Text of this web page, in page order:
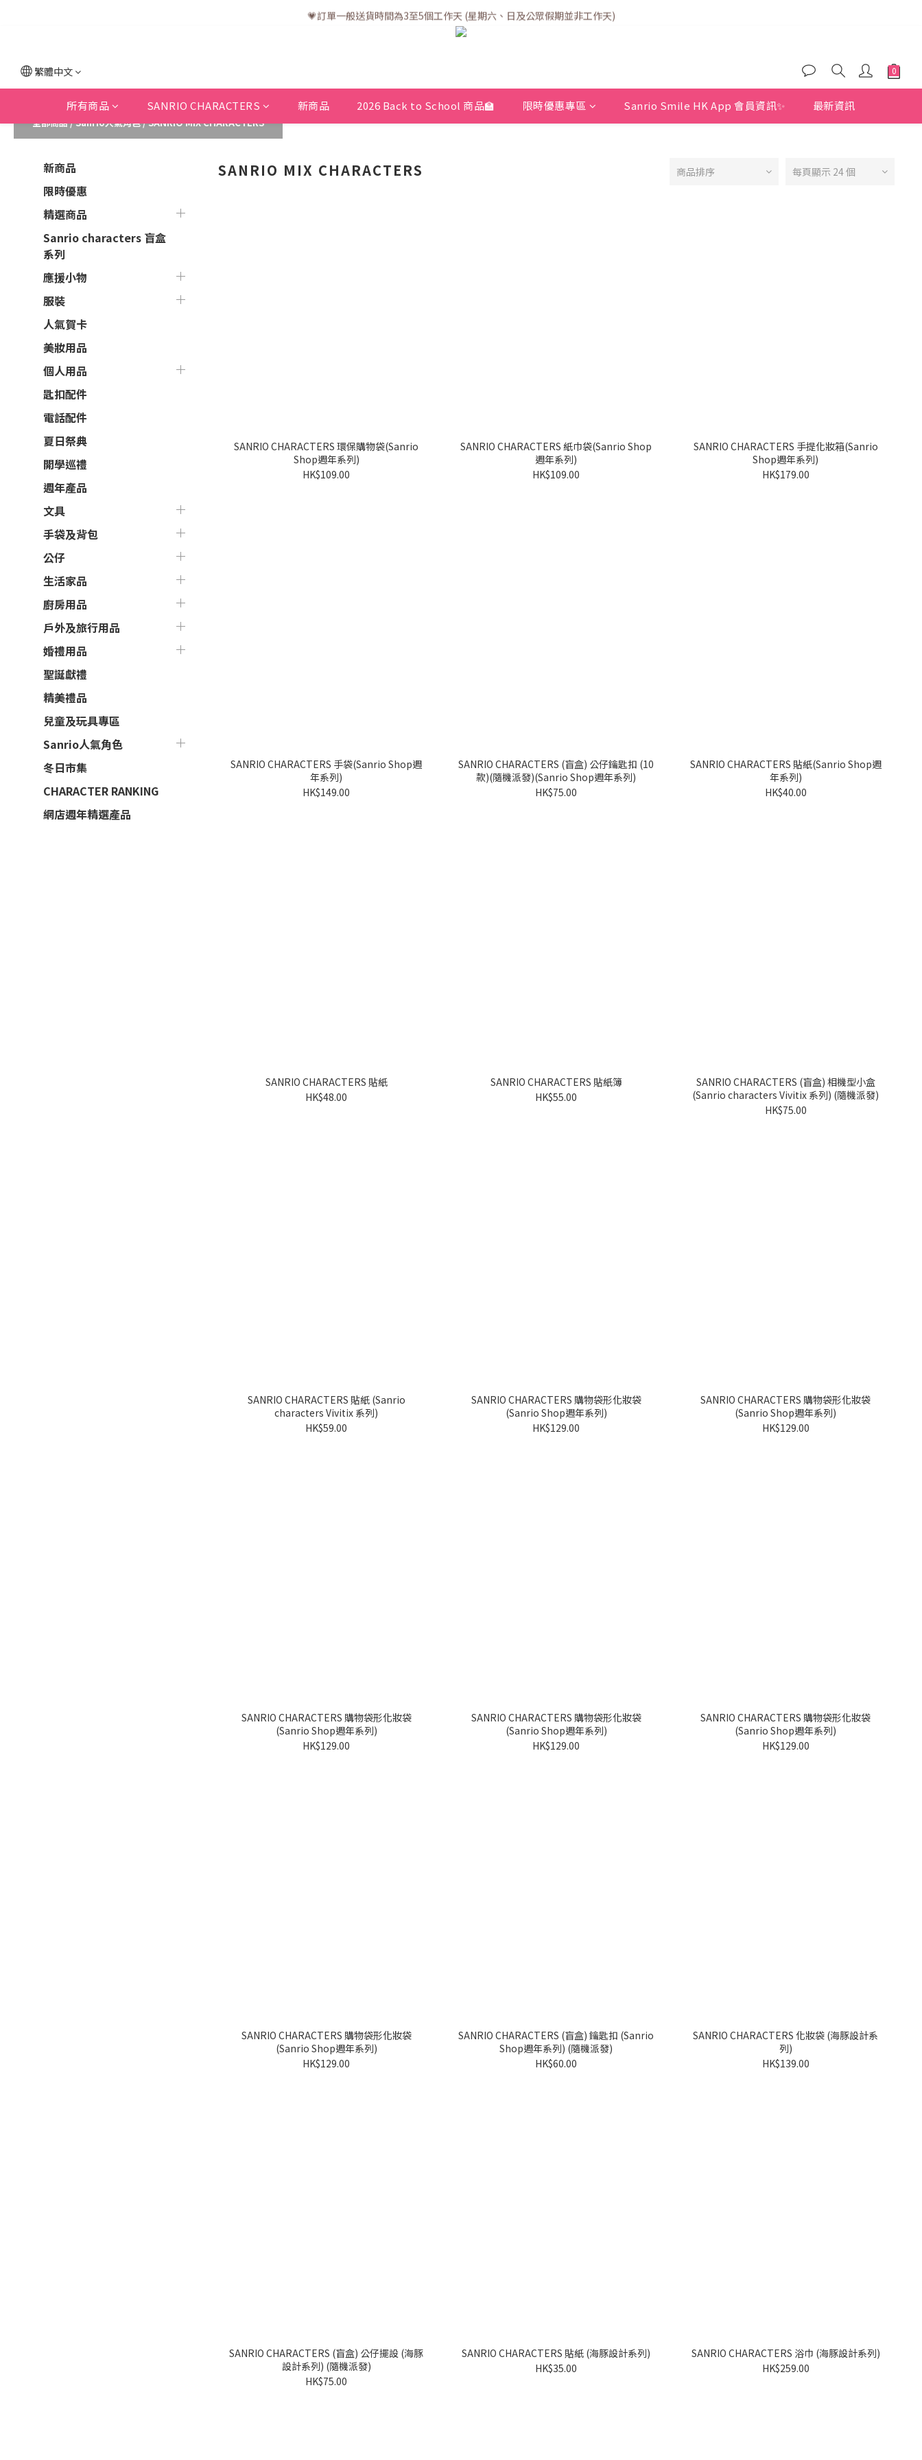
💗訂單一般送貨時間為3至5個工作天 (星期六、日及公眾假期並非工作天)
💗訂單一般送貨時間為3至5個工作天 (星期六、日及公眾假期並非工作天)
💗折實滿$400免運費 | 滿$200免自取點運費
💗訂單一般送貨時間為3至5個工作天 (星期六、日及公眾假期並非工作天)
繁體中文
所有商品 SANRIO CHARACTERS 新商品 2026 Back to School 商品🏫 限時優惠專區 Sanrio Smile HK App 會員資訊✨ 最新資訊
全部商品/Sanrio人氣角色/SANRIO MIX CHARACTERS
新商品
限時優惠
精選商品
Sanrio characters 盲盒
系列
應援小物
服裝
人氣賀卡
美妝用品
個人用品
匙扣配件
電話配件
夏日祭典
開學巡禮
週年產品
文具
手袋及背包
公仔
生活家品
廚房用品
戶外及旅行用品
婚禮用品
聖誕獻禮
精美禮品
兒童及玩具專區
Sanrio人氣角色
冬日市集
CHARACTER RANKING
網店週年精選產品
SANRIO MIX CHARACTERS 商品排序 每頁顯示 24 個
SANRIO CHARACTERS 環保購物袋(Sanrio
Shop週年系列)
HK$109.00
SANRIO CHARACTERS 紙巾袋(Sanrio Shop
週年系列)
HK$109.00
SANRIO CHARACTERS 手提化妝箱(Sanrio
Shop週年系列)
HK$179.00
SANRIO CHARACTERS 手袋(Sanrio Shop週
年系列)
HK$149.00
SANRIO CHARACTERS (盲盒) 公仔鑰匙扣 (10
款)(隨機派發)(Sanrio Shop週年系列)
HK$75.00
SANRIO CHARACTERS 貼紙(Sanrio Shop週
年系列)
HK$40.00
SANRIO CHARACTERS 貼紙
HK$48.00
SANRIO CHARACTERS 貼紙簿
HK$55.00
SANRIO CHARACTERS (盲盒) 相機型小盒
(Sanrio characters Vivitix 系列) (隨機派發)
HK$75.00
SANRIO CHARACTERS 貼紙 (Sanrio
characters Vivitix 系列)
HK$59.00
SANRIO CHARACTERS 購物袋形化妝袋
(Sanrio Shop週年系列)
HK$129.00
SANRIO CHARACTERS 購物袋形化妝袋
(Sanrio Shop週年系列)
HK$129.00
SANRIO CHARACTERS 購物袋形化妝袋
(Sanrio Shop週年系列)
HK$129.00
SANRIO CHARACTERS 購物袋形化妝袋
(Sanrio Shop週年系列)
HK$129.00
SANRIO CHARACTERS 購物袋形化妝袋
(Sanrio Shop週年系列)
HK$129.00
SANRIO CHARACTERS 購物袋形化妝袋
(Sanrio Shop週年系列)
HK$129.00
SANRIO CHARACTERS (盲盒) 鑰匙扣 (Sanrio
Shop週年系列) (隨機派發)
HK$60.00
SANRIO CHARACTERS 化妝袋 (海豚設計系
列)
HK$139.00
SANRIO CHARACTERS (盲盒) 公仔擺設 (海豚
設計系列) (隨機派發)
HK$75.00
SANRIO CHARACTERS 貼紙 (海豚設計系列)
HK$35.00
SANRIO CHARACTERS 浴巾 (海豚設計系列)
HK$259.00